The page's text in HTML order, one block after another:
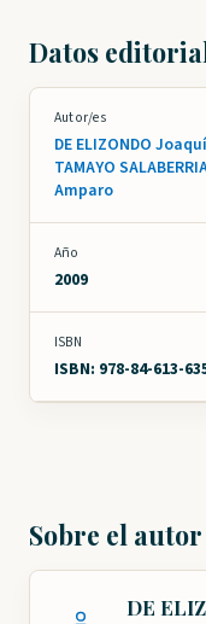
Datos
Autor/es
DE ELIZONDO
TAMAYO
Amparo
Año
2009
ISBN
ISBN: 978-84-613-
Sobre el
DE